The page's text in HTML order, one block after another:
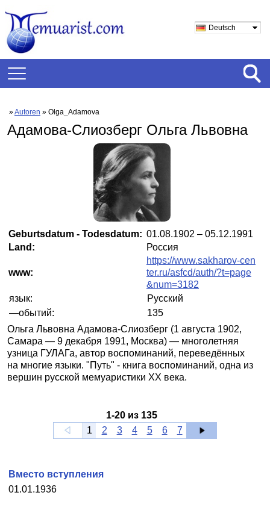
Deutsch
»Autoren » Olga_Adamova
Адамова-Слиозберг Ольга Львовна
Geburtsdatum - Todesdatum: 01.08.1902 – 05.12.1991
Land:
Россия
www:
https://www.sakharov-cen
ter.ru/asfcd/auth/?t=page
&num=3182
язык:
Русский
—обытий:
135
Ольга Львовна Адамова-Слиозберг (1 августа 1902,
Самара — 9 декабря 1991, Москва) — многолетняя
узница ГУЛАГа, автор воспоминаний, переведённых
на многие языки. "Путь" - книга воспоминаний, одна из
вершин русской мемуаристики XX века.
1-20 из 135
1
2 3 4 5 6 7
01.01.1936
Вместо вступления